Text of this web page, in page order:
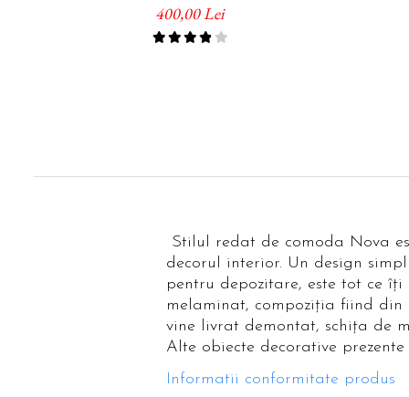
400,00 Lei
Stilul redat de comoda Nova
decorul interior. Un design
pentru depozitare, este tot ce
melaminat, compoziția fiind
vine livrat demontat, schița de
Alte obiecte decorative
Informatii conformitate produs